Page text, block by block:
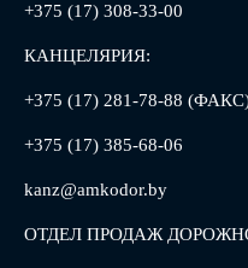
+375 (17) 308-33-00
КАНЦЕЛЯРИЯ:
+375 (17) 281-78-88
+375 (17) 385-68-06
kanz@amkodor.by
ОТДЕЛ ПРОДАЖ